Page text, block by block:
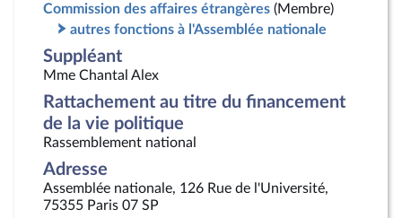
Commission des affaires étrangères (Membre)
autres fonctions à l'Assemblée nationale
Suppléant
Mme Chantal Alex
Rattachement au titre du financement
de la vie politique
Rassemblement national
Adresse
Assemblée nationale, 126 Rue de l'Université,
75355 Paris 07 SP